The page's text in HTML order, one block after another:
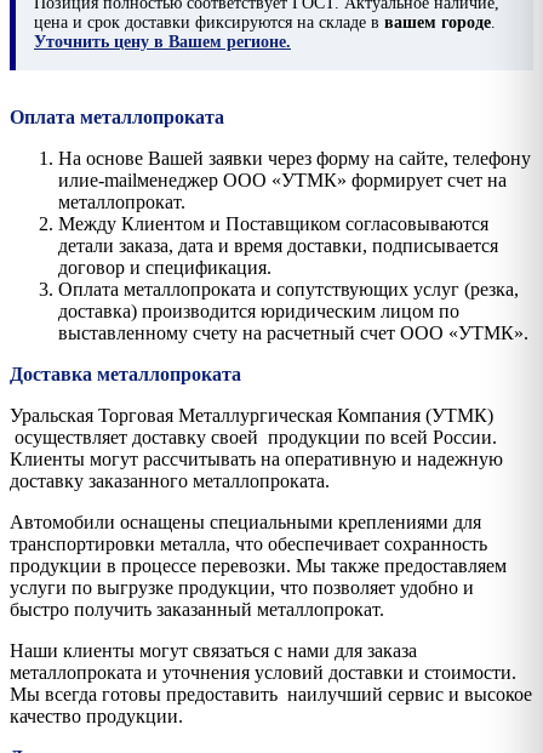
цена и срок доставки фиксируются на складе в вашем городе
Уточнить цену в Вашем регионе.
Оплата металлопроката
На основе Вашей заявки через форму на сайте, телефону
илиe-mailменеджер ООО «УТМК» формирует счет на
металлопрокат.
Между Клиентом и Поставщиком согласовываются
детали заказа, дата и время доставки, подписывается
договор и спецификация.
Оплата металлопроката и сопутствующих услуг (резка,
доставка) производится юридическим лицом по
выставленному счету на расчетный счет ООО «УТМК».
Доставка металлопроката
Уральская Торговая Металлургическая Компания (УТМК)
осуществляет доставку своей продукции по всей России.
Клиенты могут рассчитывать на оперативную и надежную
доставку заказанного металлопроката.
Автомобили оснащены специальными креплениями для
транспортировки металла, что обеспечивает сохранность
продукции в процессе перевозки. Мы также предоставляем
услуги по выгрузке продукции, что позволяет удобно и
быстро получить заказанный металлопрокат.
Наши клиенты могут связаться с нами для заказа
металлопроката и уточнения условий доставки и стоимости.
Мы всегда готовы предоставить наилучший сервис и высокое
качество продукции.